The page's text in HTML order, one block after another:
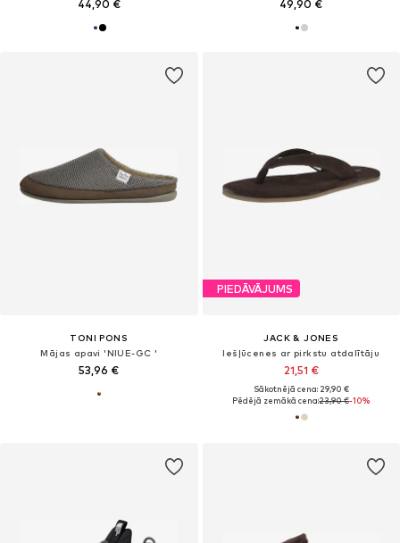
44,90 € 49,90 €
TONI PONS
Mājas apavi 'NIUE-GC '
53,96 €
PIEDĀVĀJUMS
JACK & JONES
Iešļūcenes ar pirkstu atdalītāju
21,51 €
Sākotnējā cena: 29,90 €
Pēdējā zemākā cena:23,90 €-10%